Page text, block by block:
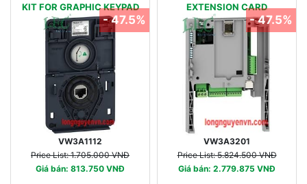
KIT FOR GRAPHIC KEYPAD
VW3A1112
Price List: 1.705.000 VNĐ
Giá bán: 813.750 VNĐ
- 47.5%
EXTENSION CARD
VW3A3201
Price List: 5.824.500 VNĐ
Giá bán: 2.779.875 VNĐ
- 47.5%